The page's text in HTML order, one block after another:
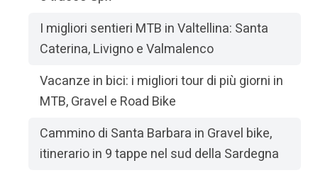
I migliori sentieri MTB in Valtellina: Santa
Caterina, Livigno e Valmalenco
Vacanze in bici: i migliori tour di più giorni in
MTB, Gravel e Road Bike
Cammino di Santa Barbara in Gravel bike,
itinerario in 9 tappe nel sud della Sardegna